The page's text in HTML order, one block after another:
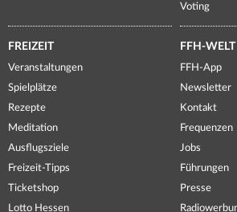
Voting
FREIZEIT
Veranstaltungen
Spielplätze
Rezepte
Meditation
Ausflugsziele
Freizeit-Tipps
Ticketshop
Lotto Hessen
FFH-WELT
FFH-App
Newsletter
Kontakt
Frequenzen
Jobs
Führungen
Presse